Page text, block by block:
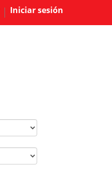
Iniciar sesión